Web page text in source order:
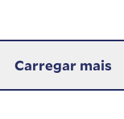
Carregar mais